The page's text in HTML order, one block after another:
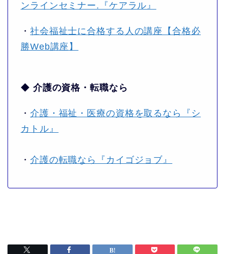
ンラインセミナー.『ケアラル』
・ 社会福祉士に合格する人の講座【合格必
勝Web講座】
◆ 介護の資格・転職なら
・ 介護・福祉・医療の資格を取るなら『シ
カトル』
・ 介護の転職なら『カイゴジョブ』